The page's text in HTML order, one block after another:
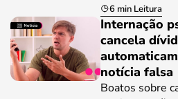
6 min Leitura
Internação
cancela
notícia falsa
Boatos sobre